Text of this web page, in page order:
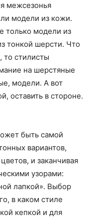
межсезонья
модели из кожи.
только модели из
тонкой шерсти. Что
то стилисты
на шерстяные
модели. А вот
оставить в стороне.
быть самой
вариантов,
и заканчивая
узорами:
лапкой». Выбор
в каком стиле
кепкой и для